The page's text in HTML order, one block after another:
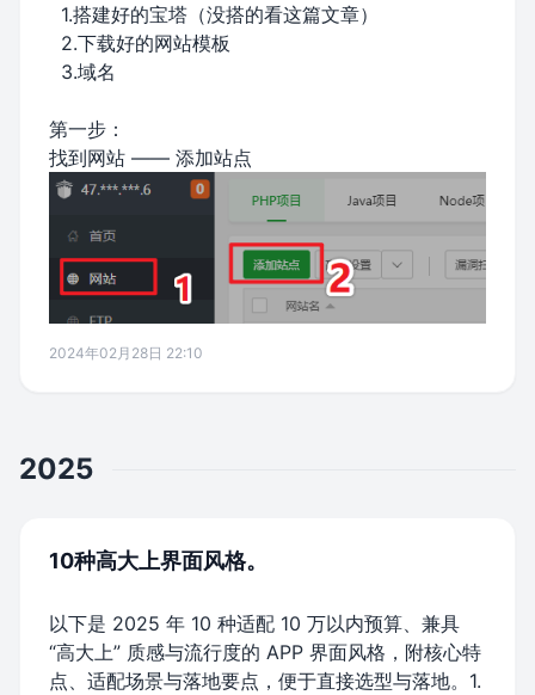
1.搭建好的宝塔（没搭的看这篇文章）
2.下载好的网站模板
3.域名
第一步：
找到网站 —— 添加站点
2024年02月28日 22:10
2025
10种高大上界面风格。
以下是 2025 年 10 种适配 10 万以内预算、兼具
“高大上” 质感与流行度的 APP 界面风格，附核心特
点、适配场景与落地要点，便于直接选型与落地。1.